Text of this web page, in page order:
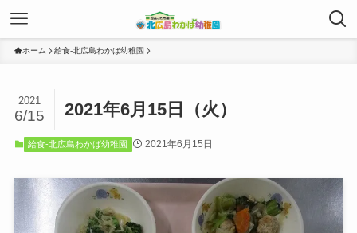
ホーム 給食-北広島わかば幼稚園
2021年6月15日（火）
2021
6/15
給食-北広島わかば幼稚園 2021年6月15日